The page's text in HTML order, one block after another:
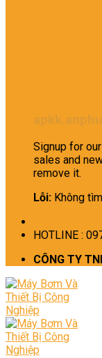
Signup for
sales and
remove it.
Lỗi: Không
HOTLINE :
CÔNG TY